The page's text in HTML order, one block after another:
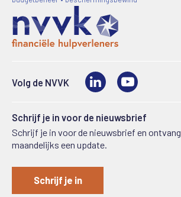
Volg de NVVK LinkedIn
Schrijf je in voor de nieuwsbrief
Schrijf je in voor de nieuwsbrief en ontvang
maandelijks een update.
Schrijf je in